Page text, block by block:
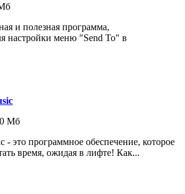
и полезная программа,
настройки меню "Send To" в
Мб
- это программное обеспечение, которое
время, ожидая в лифте! Как...